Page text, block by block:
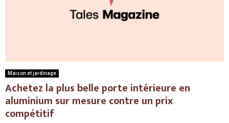
Maison et jardinage
Achetez la plus belle porte intérieure en
aluminium sur mesure contre un prix
compétitif